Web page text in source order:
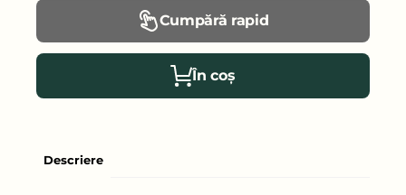
Cumpără rapid
În coș
Descriere